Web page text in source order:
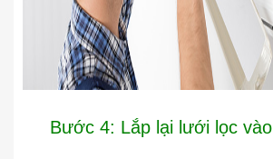
Bước 4: Lắp lại lưới lọc